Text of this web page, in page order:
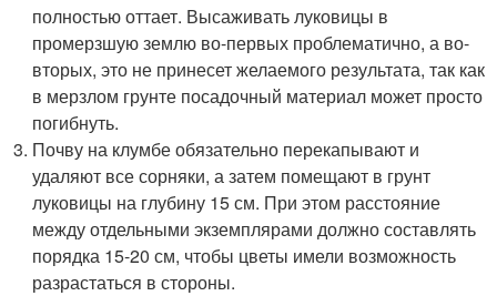
полностью оттает. Высаживать луковицы в
промерзшую землю во-первых проблематично, а во-
вторых, это не принесет желаемого результата, так как
в мерзлом грунте посадочный материал может просто
погибнуть.
Почву на клумбе обязательно перекапывают и
удаляют все сорняки, а затем помещают в грунт
луковицы на глубину 15 см. При этом расстояние
между отдельными экземплярами должно составлять
порядка 15-20 см, чтобы цветы имели возможность
разрастаться в стороны.